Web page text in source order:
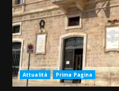
Attualità Prima Pagina